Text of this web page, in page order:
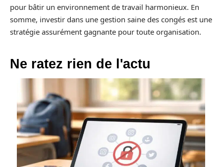
pour bâtir un environnement de travail harmonieux. En
somme, investir dans une gestion saine des congés est une
stratégie assurément gagnante pour toute organisation.
Ne ratez rien de l'actu